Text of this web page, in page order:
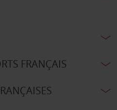
FRANÇAIS